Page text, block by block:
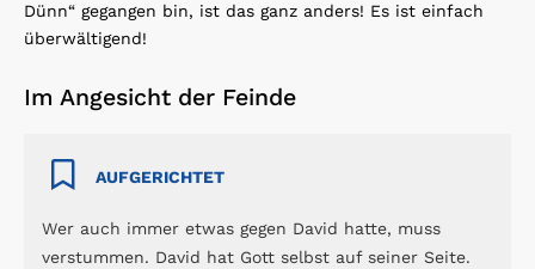
Dünn“ gegangen bin, ist das ganz anders! Es ist einfach
überwältigend!
Im Angesicht der Feinde
AUFGERICHTET
Wer auch immer etwas gegen David hatte, muss
verstummen. David hat Gott selbst auf seiner Seite.